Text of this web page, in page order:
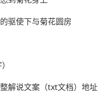
驱使下与菊花圆房
解说文案（txt文档）地